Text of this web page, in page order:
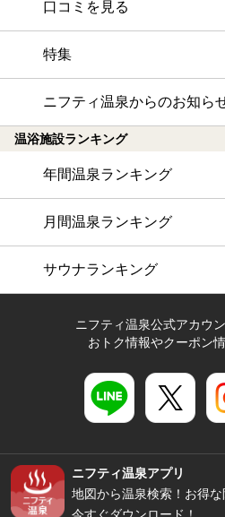
口コミを見る
特集
ニフティ温泉からのお知ら
温浴施設ランキング
年間温泉ランキング
月間温泉ランキング
サウナランキング
ニフティ温泉公式アカウ
おトク情報やクーポン
ニフティ温泉アプリ
地図から温泉検索！お得な